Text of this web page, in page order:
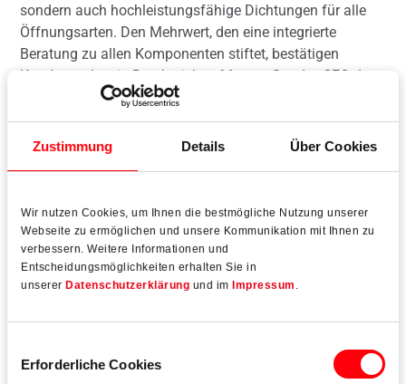
Zustimmung Details Über Cookies
Wir nutzen Cookies, um Ihnen die bestmögliche Nutzung unserer
Webseite zu ermöglichen und unsere Kommunikation mit Ihnen zu
verbessern. Weitere Informationen und
Entscheidungsmöglichkeiten erhalten Sie in
unserer Datenschutzerklärung und im Impressum .
Erforderliche Cookies
sondern auch hochleistungsfähige Dichtungen für alle
Öffnungsarten. Den Mehrwert, den eine integrierte
Beratung zu allen Komponenten stiftet, bestätigen
Kunden weltweit. Das berichtet Marcus Sander, CEO der
Roto FTT. „Wir setzen mit den Unternehmen Deventer und
Ultrafab auch im Geschäftsbereich Dichtungen auf
Topqualität, Design, technischen Support, Zuverlässigkeit
Mehr lesen